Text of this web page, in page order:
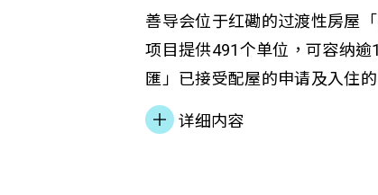
现显着成效，包括协助青年住
现职业转型，以及帮助单亲家
进修和就业机会。 赋权培训提升基层
调，透过计划期望能够提升住户
发展为业务，包括：客制化盲
作、艺术教育、陶瓷手工艺品
务和纹身。 善导会总幹事李淑
路探索计划』帮助弱势青年寻找
善导会位于红磡的过渡性房屋
项目提供491个单位，可容纳
匯」已接受配屋的申请及入住
88%，正在处理的申请亦已超出
匯」日前举行入伙典礼，房屋
详细内容